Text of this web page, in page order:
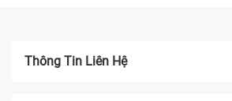
Thông Tin Liên Hệ